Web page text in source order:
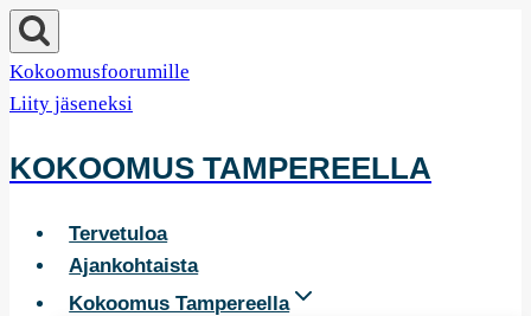
Siirry
sisältöön
Kokoomusfoorumille
Liity jäseneksi
KOKOOMUS TAMPEREELLA
Tervetuloa
Ajankohtaista
Kokoomus Tampereella